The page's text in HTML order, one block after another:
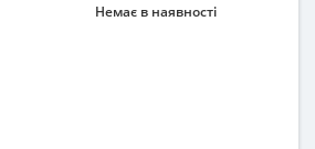
Немає в наявності